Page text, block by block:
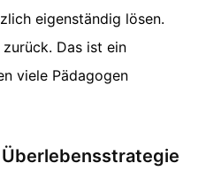
eigenständig lösen.
Das ist ein
viele Pädagogen